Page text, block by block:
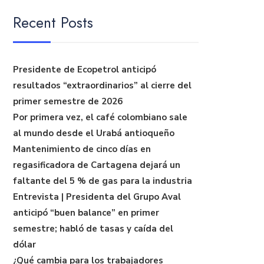
Recent Posts
Presidente de Ecopetrol anticipó
resultados “extraordinarios” al cierre del
primer semestre de 2026
Por primera vez, el café colombiano sale
al mundo desde el Urabá antioqueño
Mantenimiento de cinco días en
regasificadora de Cartagena dejará un
faltante del 5 % de gas para la industria
Entrevista | Presidenta del Grupo Aval
anticipó “buen balance” en primer
semestre; habló de tasas y caída del
dólar
¿Qué cambia para los trabajadores